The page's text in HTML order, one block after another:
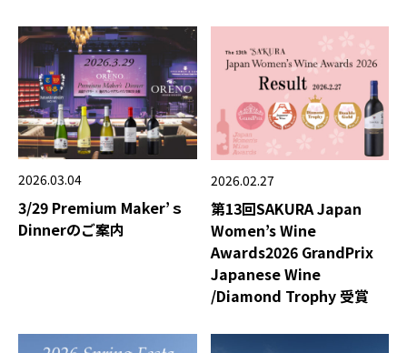
2026.03.04
3/29 Premium Maker’ｓ
Dinnerのご案内
2026.02.27
第13回SAKURA Japan
Women’s Wine
Awards2026 GrandPrix
Japanese Wine
/Diamond Trophy 受賞